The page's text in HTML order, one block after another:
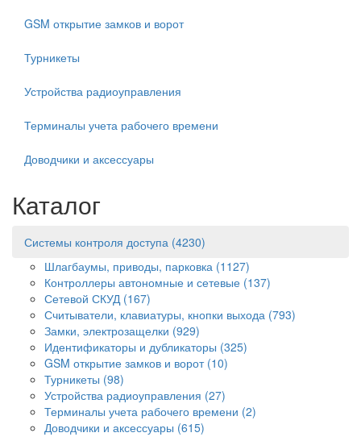
GSM открытие замков и ворот
Турникеты
Устройства радиоуправления
Терминалы учета рабочего времени
Доводчики и аксессуары
Каталог
Системы контроля доступа (4230)
Шлагбаумы, приводы, парковка (1127)
Контроллеры автономные и сетевые (137)
Сетевой СКУД (167)
Считыватели, клавиатуры, кнопки выхода (793)
Замки, электрозащелки (929)
Идентификаторы и дубликаторы (325)
GSM открытие замков и ворот (10)
Турникеты (98)
Устройства радиоуправления (27)
Терминалы учета рабочего времени (2)
Доводчики и аксессуары (615)